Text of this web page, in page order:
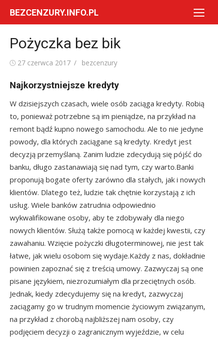
BEZCENZURY.INFO.PL
Pożyczka bez bik
Posted
27 czerwca 2017 Author
bezcenzury
Najkorzystniejsze kredyty
W dzisiejszych czasach, wiele osób zaciąga kredyty. Robią
to, ponieważ potrzebne są im pieniądze, na przykład na
remont bądź kupno nowego samochodu. Ale to nie jedyne
powody, dla których zaciągane są kredyty. Kredyt jest
decyzją przemyślaną. Zanim ludzie zdecydują się pójść do
banku, długo zastanawiają się nad tym, czy warto.Banki
proponują bogate oferty zarówno dla stałych, jak i nowych
klientów. Dlatego też, ludzie tak chętnie korzystają z ich
usług. Wiele banków zatrudnia odpowiednio
wykwalifikowane osoby, aby te zdobywały dla niego
nowych klientów. Służą także pomocą w każdej kwestii, czy
zawahaniu. Wzięcie pożyczki długoterminowej, nie jest tak
łatwe, jak wielu osobom się wydaje.Każdy z nas, dokładnie
powinien zapoznać się z treścią umowy. Zazwyczaj są one
pisane językiem, niezrozumiałym dla przeciętnych osób.
Jednak, kiedy zdecydujemy się na kredyt, zazwyczaj
zaciągamy go w trudnym momencie życiowym związanym,
na przykład z chorobą najbliższej nam osoby, czy
podjęciem decyzji o zagranicznym wyjeździe, w celu